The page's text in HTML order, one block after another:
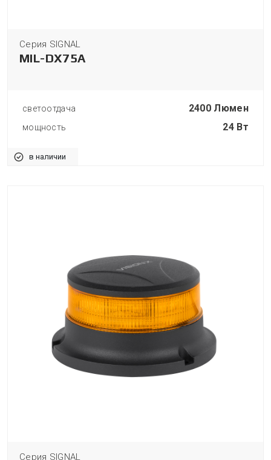
Серия SIGNAL
MIL-DX75A
светоотдача 2400 Люмен
мощность 24 Вт
в наличии
Серия SIGNAL